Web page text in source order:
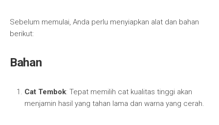
Sebelum memulai, Anda perlu menyiapkan alat dan bahan
berikut:
Bahan
Cat Tembok: Tepat memilih cat kualitas tinggi akan
menjamin hasil yang tahan lama dan warna yang cerah.